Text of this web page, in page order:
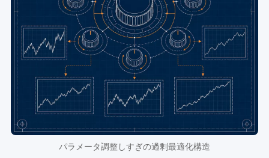
パラメータ調整しすぎの過剰最適化構造